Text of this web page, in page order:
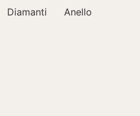
Diamanti Anello